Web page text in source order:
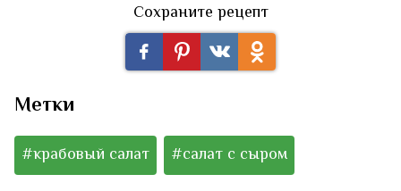
Сохраните рецепт
Метки
#крабовый салат #салат с сыром